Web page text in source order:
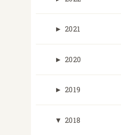
► 2021
► 2020
► 2019
▼ 2018